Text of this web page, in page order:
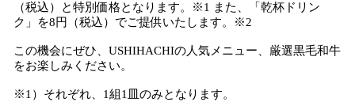
（税込）と特別価格となります。※1 また、「乾杯ドリン
ク」を8円（税込）でご提供いたします。※2
この機会にぜひ、USHIHACHIの人気メニュー、厳選黒毛和牛
をお楽しみください。
※1）それぞれ、1組1皿のみとなります。